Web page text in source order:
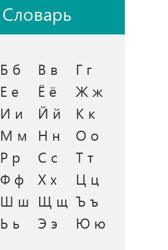
Словарь
Б б В в
Г г
Е е Ё ё
Ж ж
И и Й й
К к
М м Н н
О о
Р р С с
Т т
Ф ф Х х
Ц ц
Ш ш Щ щ Ъ ъ
Ь ь Э э
Ю ю